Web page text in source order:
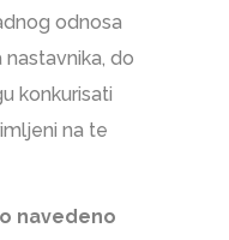
odnosa
do
konkurisati
na te
navedeno